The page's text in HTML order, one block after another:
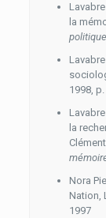
la
1998,
la
Nora
Nation,
1997